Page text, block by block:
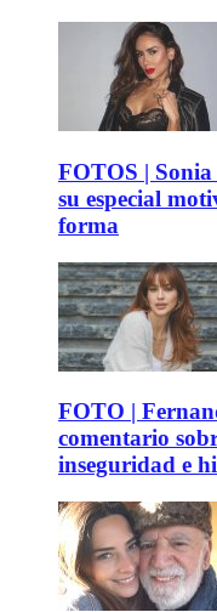
FOTOS |
su especial
forma
FOTO |
comentario
inseguridad e